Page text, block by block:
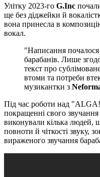
Улітку 2023-го G.Inc
ще без діджейки й
вона принесла в
вокал.
"Написання почалося
барабанів. Лише
текст про
втоми та потреби
музикантки з
Під час роботи над
покращенні свого
виконували кілька людей,
повноти й чіткості звуку,
вираженого звучання